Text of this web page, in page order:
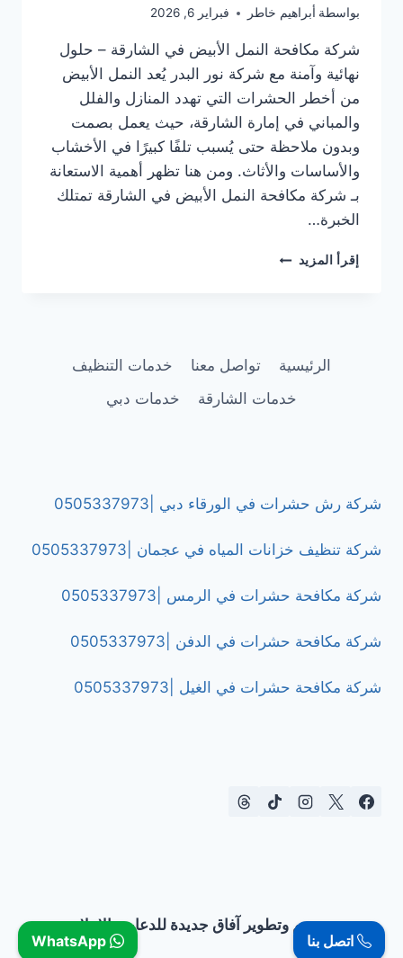
بواسطة أبراهيم خاطر فبراير 6, 2026
شركة مكافحة النمل الأبيض في الشارقة – حلول
نهائية وآمنة مع شركة نور البدر يُعد النمل الأبيض
من أخطر الحشرات التي تهدد المنازل والفلل
والمباني في إمارة الشارقة، حيث يعمل بصمت
وبدون ملاحظة حتى يُسبب تلفًا كبيرًا في الأخشاب
والأساسات والأثاث. ومن هنا تظهر أهمية الاستعانة
بـ شركة مكافحة النمل الأبيض في الشارقة تمتلك
الخبرة…
إقرأ المزيد شركة
|0505337973
الرئيسية تواصل معنا
خدمات التنظيف
خدمات الشارقة
خدمات دبي
شركة رش حشرات في الورقاء دبي |0505337973
شركة تنظيف خزانات المياه في عجمان |0505337973
شركة مكافحة حشرات في الرمس |0505337973
شركة مكافحة حشرات في الدفن |0505337973
شركة مكافحة حشرات في الغيل |0505337973
تصميم وتطوير آفاق جديدة للدعاية والإعلان
اتصل بنا